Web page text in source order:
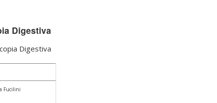
Digestiva
Digestiva
Fucilini